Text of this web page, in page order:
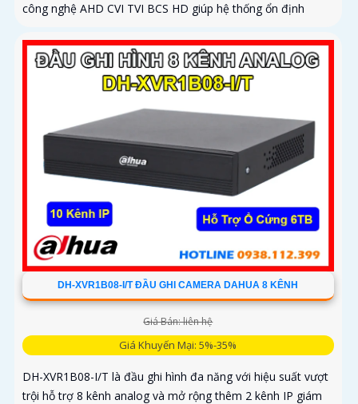
công nghệ AHD CVI TVI BCS HD giúp hệ thống ổn định
DH-XVR1B08-I/T ĐẦU GHI CAMERA DAHUA 8 KÊNH
Giá Bán: liên hệ
Giá Khuyến Mại: 5%-35%
DH-XVR1B08-I/T là đầu ghi hình đa năng với hiệu suất vượt
trội hỗ trợ 8 kênh analog và mở rộng thêm 2 kênh IP giám